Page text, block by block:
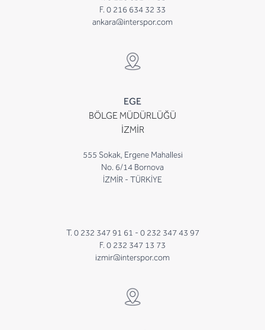
F. 0 216 634 32 33
ankara@interspor.com
EGE
BÖLGE MÜDÜRLÜĞÜ
İZMİR
555 Sokak, Ergene Mahallesi
No. 6/14 Bornova
İZMİR - TÜRKİYE
T. 0 232 347 91 61 - 0 232 347 43 97
F. 0 232 347 13 73
izmir@interspor.com